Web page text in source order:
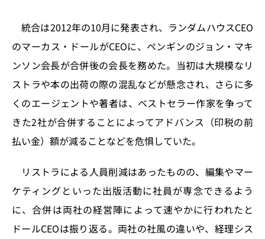
統合は2012年の10月に発表され、ランダムハウスCEO
のマーカス・ドールがCEOに、ペンギンのジョン・マキ
ンソン会長が合併後の会長を務めた。当初は大規模なリ
ストラや本の出荷の際の混乱などが懸念され、さらに多
くのエージェントや著者は、ベストセラー作家を争って
きた2社が合併することによってアドバンス（印税の前
払い金）額が減ることなどを危惧していた。
リストラによる人員削減はあったものの、編集やマー
ケティングといった出版活動に社員が専念できるよう
に、合併は両社の経営陣によって速やかに行われたと
ドールCEOは振り返る。両社の社風の違いや、経理シス